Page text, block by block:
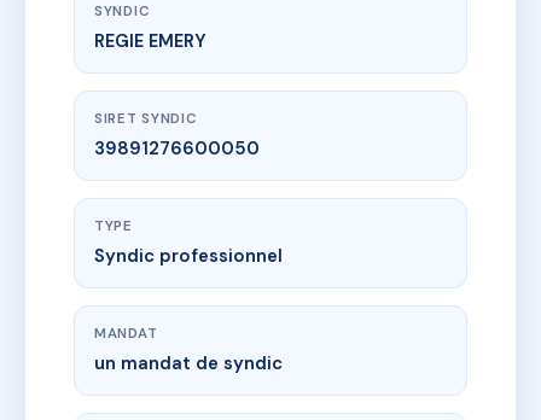
SYNDIC
REGIE EMERY
SIRET SYNDIC
39891276600050
TYPE
Syndic professionnel
MANDAT
un mandat de syndic